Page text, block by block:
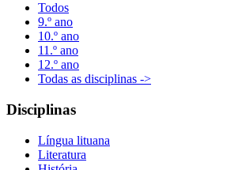
Todos
9.º ano
10.º ano
11.º ano
12.º ano
Todas as disciplinas ->
Disciplinas
Língua lituana
Literatura